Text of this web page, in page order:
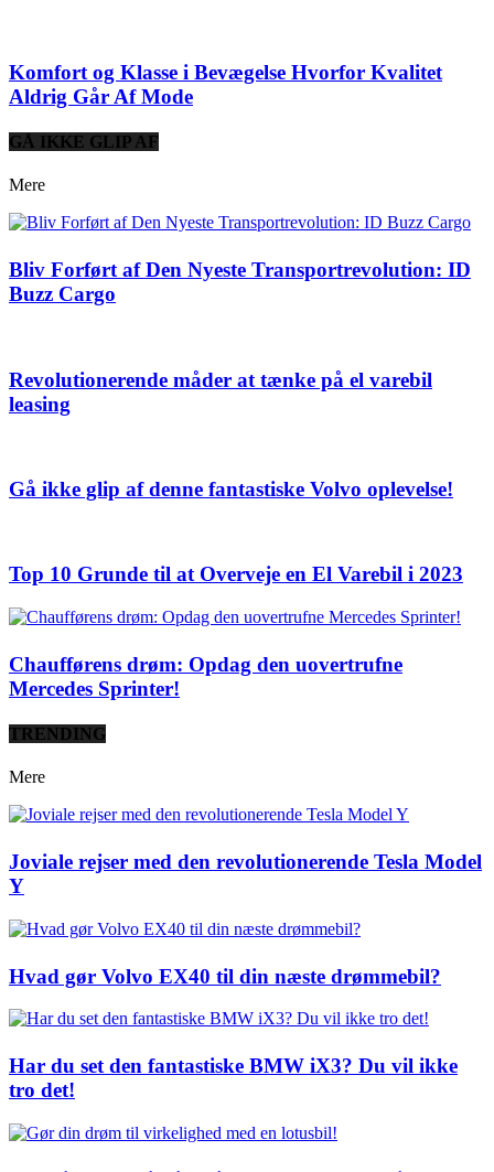
Komfort og Klasse i Bevægelse Hvorfor Kvalitet
Aldrig Går Af Mode
GÅ IKKE GLIP AF
Mere
Bliv Forført af Den Nyeste Transportrevolution: ID
Buzz Cargo
Revolutionerende måder at tænke på el varebil
leasing
Gå ikke glip af denne fantastiske Volvo oplevelse!
Top 10 Grunde til at Overveje en El Varebil i 2023
Chaufførens drøm: Opdag den uovertrufne
Mercedes Sprinter!
TRENDING
Mere
Joviale rejser med den revolutionerende Tesla Model
Y
Hvad gør Volvo EX40 til din næste drømmebil?
Har du set den fantastiske BMW iX3? Du vil ikke
tro det!